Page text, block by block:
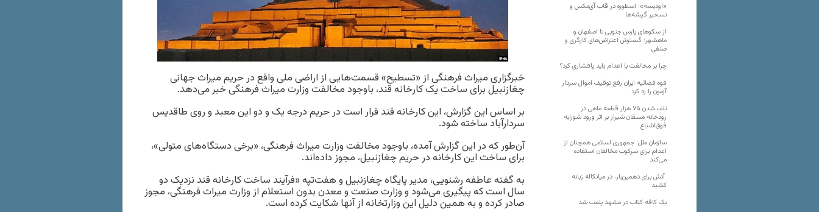
خبرگزاری میراث فرهنگی از «تسطیح» قسمت‌هایی از اراضی ملی واقع در حریم میراث جهانی
چغازنبیل برای ساخت یک کارخانه قند، باوجود مخالفت وزارت میراث فرهنگی خبر می‌دهد.
بر اساس این گزارش، این کارخانه قند قرار است در حریم درجه یک و دو این معبد و روی طاقدیس
سردارآباد ساخته شود.
آن‌طور که در این گزارش آمده، باوجود مخالفت وزارت میراث فرهنگی، «برخی دستگاه‌های متولی»،
برای ساخت این کارخانه در حریم چغازنبیل، مجوز داده‌اند.
به گفته عاطفه رشنویی، مدیر پایگاه چغازنبیل و هفت‌تپه «فرآیند ساخت کارخانه قند نزدیک دو
سال است که پیگیری می‌شود و وزارت صنعت و معدن بدون استعلام از وزارت میراث فرهنگی، مجوز
صادر کرده و به همین دلیل این وزارتخانه از آنها شکایت کرده است.
«اودیسه»؛ اسطوره در قاب آی‌مکس و
تسخیر گیشه‌ها
از سکوهای پارس جنوبی تا اصفهان و
ماهشهر؛ گسترش اعتراض‌های کارگری و
صنفی
چرا بر مخالفت با اعدام باید پافشاری کرد؟
قوه قضائیه ایران رفع توقیف اموال سردار
آزمون را رد کرد
تلف شدن ۷۵ هزار قطعه ماهی در
رودخانه مسقان شیراز بر اثر ورود شورابه
فوق‌اشباع
سازمان ملل: جمهوری اسلامی همچنان از
اعدام برای سرکوب مخالفان استفاده
می‌کند
آتش برای دهمین‌بار، در میانکاله زبانه
کشید
یک کافه کتاب در مشهد پلمب شد